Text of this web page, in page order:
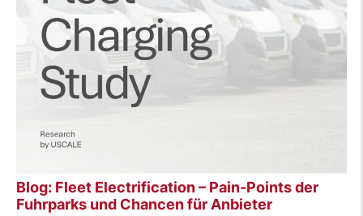
Blog: Fleet Electrification – Pain-Points der
Fuhrparks und Chancen für Anbieter